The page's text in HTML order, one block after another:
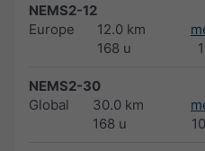
NEMS2-12
Europe
12.0 km
168 u
NEMS2-30
Global
30.0 km
168 u